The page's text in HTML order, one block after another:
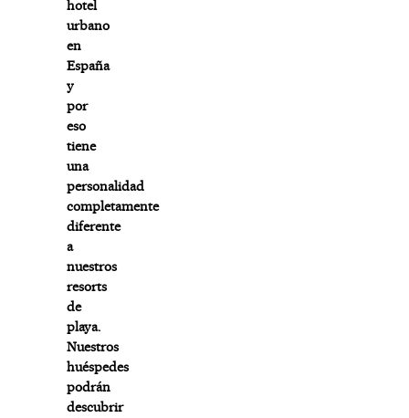
hotel
urbano
en
España
y
por
eso
tiene
una
personalidad
completamente
diferente
a
nuestros
resorts
de
playa.
Nuestros
huéspedes
podrán
descubrir